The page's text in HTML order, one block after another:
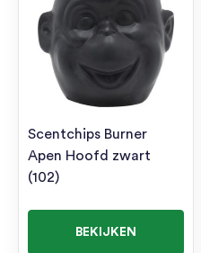
Scentchips Burner
Apen Hoofd zwart
(102)
BEKIJKEN